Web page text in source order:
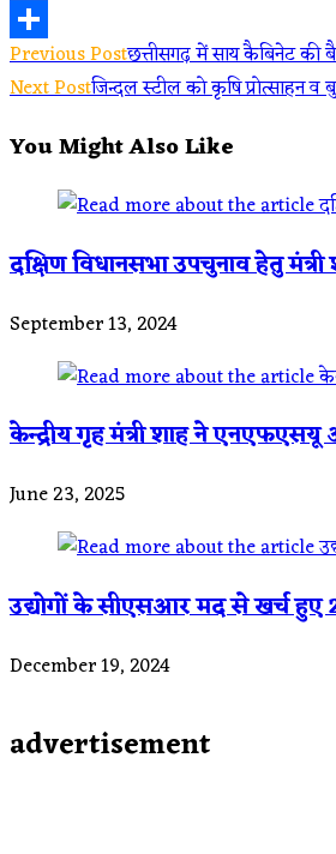
Reddit
Share
Read
more
articles
Previous Postछत्तीसगढ़ में साय कैबिनेट
Next Postजिन्दल स्टील को कृषि प्रोत्साहन व
You Might Also Like
दक्षिण विधानसभा उपचुनाव हेतु
September 13, 2024
केन्द्रीय गृह मंत्री शाह ने
June 23, 2025
उद्योगों के सीएसआर मद से खर्च हुए
December 19, 2024
advertisement